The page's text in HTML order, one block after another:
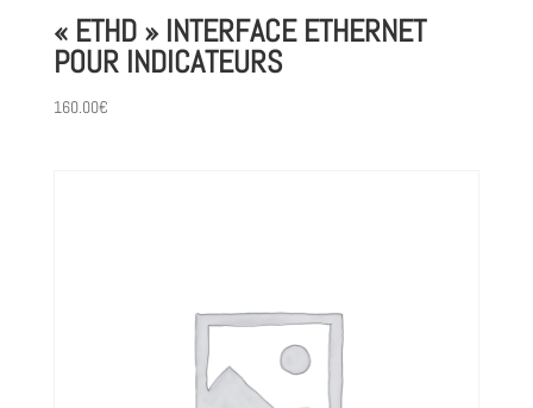
« ETHD » INTERFACE ETHERNET
POUR INDICATEURS
160.00€